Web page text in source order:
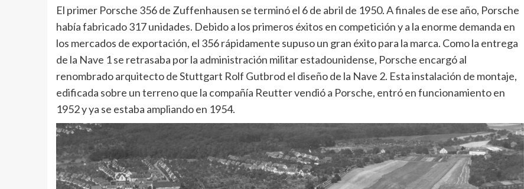
El primer Porsche 356 de Zuffenhausen se terminó el 6 de abril de 1950. A finales de ese año, Porsche
había fabricado 317 unidades. Debido a los primeros éxitos en competición y a la enorme demanda en
los mercados de exportación, el 356 rápidamente supuso un gran éxito para la marca. Como la entrega
de la Nave 1 se retrasaba por la administración militar estadounidense, Porsche encargó al
renombrado arquitecto de Stuttgart Rolf Gutbrod el diseño de la Nave 2. Esta instalación de montaje,
edificada sobre un terreno que la compañía Reutter vendió a Porsche, entró en funcionamiento en
1952 y ya se estaba ampliando en 1954.